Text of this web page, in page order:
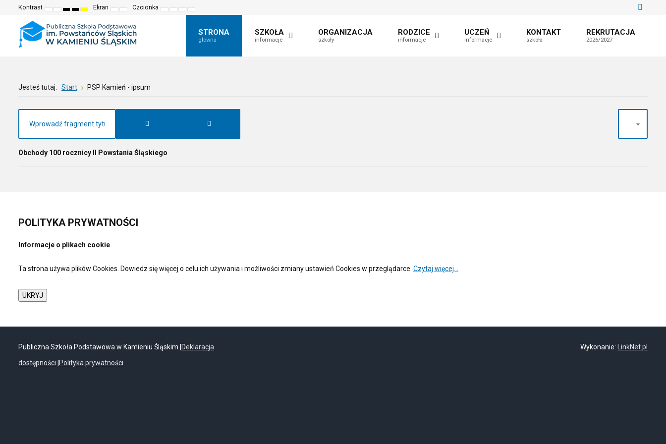
Kontrast
Default
NightHigh
black
white
mode
High
black
yellow
mode
High
yellow
black
mode
Ekran
FixedWide
Czcionka
SetSetMake
readable
Set
STRONA
główna
SZKOŁA
informacje
ORGANIZACJA
szkoły
RODZICE
informacje
UCZEŃ
informacje
KONTAKT
szkoła
REKRUTACJA
2026/2027
Jesteś tutaj: Start PSP Kamień - ipsum
20
Obchody 100 rocznicy II Powstania Śląskiego
POLITYKAPRYWATNOŚCI
Informacje o plikach cookie
Ta strona używa plików Cookies. Dowiedz się więcej o celu ich używania i możliwości zmiany ustawień Cookies w przeglądarce. Czytaj więcej...
Publiczna Szkoła Podstawowa w Kamieniu Śląskim | Deklaracja
dostępności Polityka prywatności
Wykonanie: LinkNet.pl